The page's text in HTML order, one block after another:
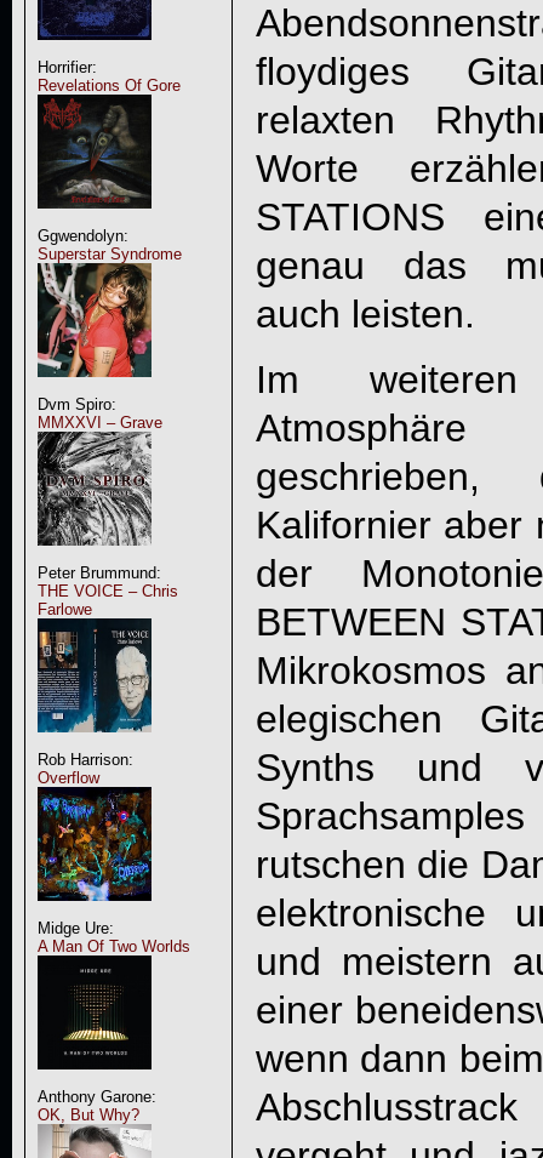
Horrifier:
Revelations Of Gore
Ggwendolyn:
Superstar Syndrome
Dvm Spiro:
MMXXVI – Grave
Peter Brummund:
THE VOICE – Chris
Farlowe
Rob Harrison:
Overflow
Midge Ure:
A Man Of Two Worlds
Anthony Garone:
OK, But Why?
floydiges
relaxten
Worte
STATIONS
genau das
auch leisten.
Im weiteren
Kalifornier aber
der
BETWEEN
Mikrokosmos
elegischen
Synths und
rutschen die
elektronische
und meistern
einer
wenn dann